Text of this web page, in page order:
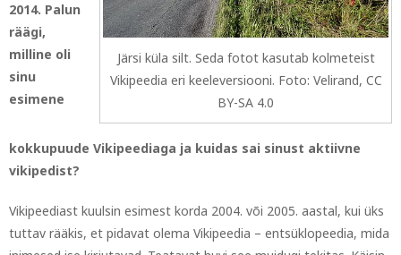
Järsi küla silt. Seda fotot kasutab kolmeteist
Vikipeedia eri keeleversiooni. Foto: Velirand, CC
BY-SA 4.0
2014. Palun
räägi,
milline oli
sinu
esimene
kokkupuude Vikipeediaga ja kuidas sai sinust aktiivne
vikipedist?
Vikipeediast kuulsin esimest korda 2004. või 2005. aastal, kui üks
tuttav rääkis, et pidavat olema Vikipeedia – entsüklopeedia, mida